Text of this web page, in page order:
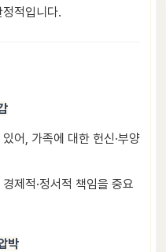
적입니다.
어, 가족에 대한 헌신·부양
제적·정서적 책임을 중요
박